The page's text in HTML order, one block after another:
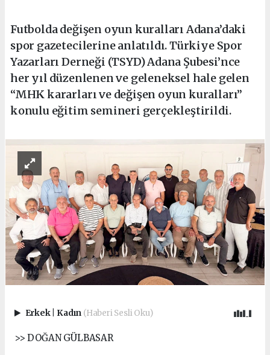
Futbolda değişen oyun kuralları Adana’daki
spor gazetecilerine anlatıldı. Türkiye Spor
Yazarları Derneği (TSYD) Adana Şubesi’nce
her yıl düzenlenen ve geleneksel hale gelen
“MHK kararları ve değişen oyun kuralları”
konulu eğitim semineri gerçekleştirildi.
Erkek Kadın (Haberi Sesli Oku)
>> DOĞAN GÜLBASAR